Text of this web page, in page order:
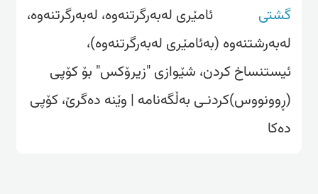
گشتی
ئامێری لەبەرگرتنەوە، لەبەرگرتنەوە،
لەبەرشتنەوە (بەئامێری لەبەرگرتنەوە)،
ئیستنساخ کردن، شێوازی "زیرۆکس" بۆ کۆپی
(ڕوونووس)کردنـی بەڵگەنامە | وێنە دەگرێ، کۆپی
دەکا